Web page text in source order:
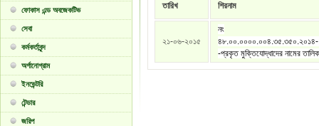
ফোকাস এন্ড অবজেকটিভ
সেবা
কর্মকর্তাবৃন্দ
অর্গানোগ্রাম
ইনভেন্টরি
টেন্ডার
জরিপ
তারিখ শিরনাম
২১-০৬-২০১৫
নং
-প্রকৃত মুক্তিযোদ্ধাদের নামের